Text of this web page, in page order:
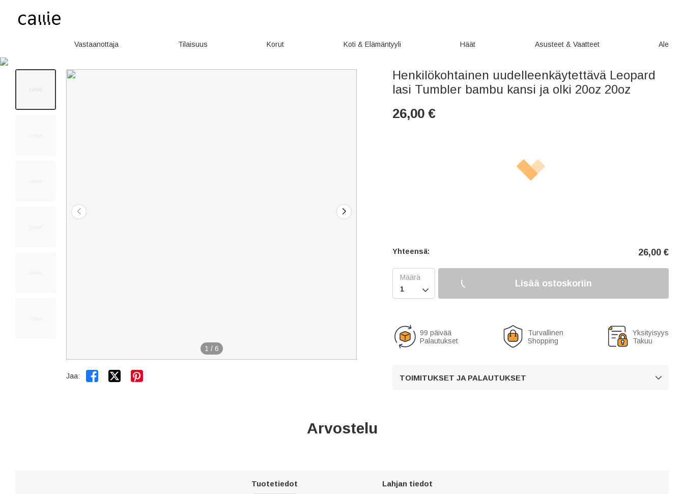
Vastaanottaja Tilaisuus Korut Koti & Elämäntyyli Häät Asusteet & Vaatteet Ale
1 / 6
Jaa:  
Henkilökohtainen uudelleenkäytettävä Leopard
lasi Tumbler bambu kansi ja olki 20oz 20oz
26,00 €
Yhteensä: 26,00 €

Lisää ostoskoriin
99 päivää
Palautukset
Turvallinen
Shopping
Yksityisyys
Takuu
TOIMITUKSET JA PALAUTUKSET 
Arvostelu
Tuotetiedot Lahjan tiedot